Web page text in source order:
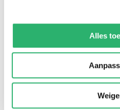
kunnen ontvangen enAlles